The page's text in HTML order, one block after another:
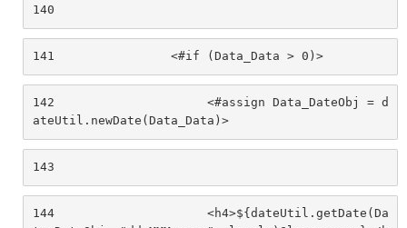
140
141
                <#if (Data_Data > 0)>
142
ateUtil.newDate(Data_Data)>
143
144
                	<h4>${dateUtil.getDate(Da